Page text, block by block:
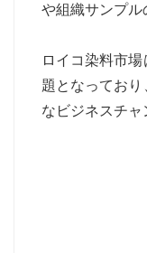
や組織サンプル
ロイコ染料市
題となってお
なビジネスチ